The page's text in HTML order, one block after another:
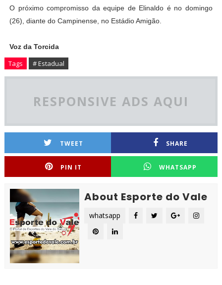
O próximo compromisso da equipe de Elinaldo é no domingo
(26), diante do Campinense, no Estádio Amigão.
Voz da Torcida
Tags # Estadual
RESPONSIVE ADS AQUI
TWEET SHARE
PIN IT WHATSAPP
About Esporte do Vale
whatsapp